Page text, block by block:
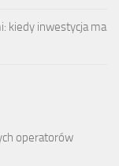
kiedy inwestycja ma
operatorów